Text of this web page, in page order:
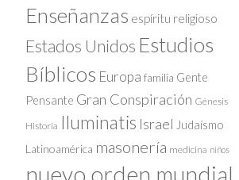
Enseñanzas espíritu religioso
Estados Unidos Estudios
Bíblicos Europa familia Gente
Pensante Gran Conspiración Génesis
Historia Iluminatis Israel Judaísmo
Latinoamérica masonería medicina niños